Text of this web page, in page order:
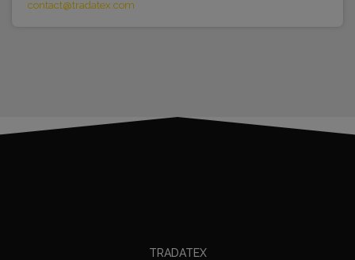
contact@tradatex.com
TRADATEX